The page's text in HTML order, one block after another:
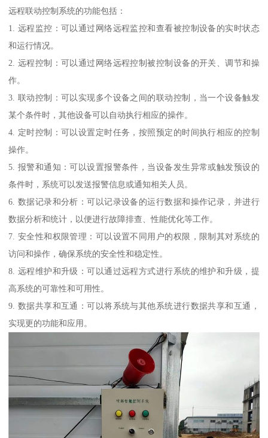
远程联动控制系统的功能包括：
1. 远程监控：可以通过网络远程监控和查看被控制设备的实时状态
和运行情况。
2. 远程控制：可以通过网络远程控制被控制设备的开关、调节和操
作。
3. 联动控制：可以实现多个设备之间的联动控制，当一个设备触发
某个条件时，其他设备可以自动执行相应的操作。
4. 定时控制：可以设置定时任务，按照预定的时间执行相应的控制
操作。
5. 报警和通知：可以设置报警条件，当设备发生异常或触发预设的
条件时，系统可以发送报警信息或通知相关人员。
6. 数据记录和分析：可以记录设备的运行数据和操作记录，并进行
数据分析和统计，以便进行故障排查、性能优化等工作。
7. 安全性和权限管理：可以设置不同用户的权限，限制其对系统的
访问和操作，确保系统的安全性和稳定性。
8. 远程维护和升级：可以通过远程方式进行系统的维护和升级，提
高系统的可靠性和可用性。
9. 数据共享和互通：可以将系统与其他系统进行数据共享和互通，
实现更的功能和应用。